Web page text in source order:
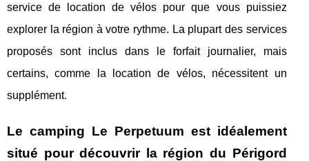
service de location de vélos pour que vous puissiez
explorer la région à votre rythme. La plupart des services
proposés sont inclus dans le forfait journalier, mais
certains, comme la location de vélos, nécessitent un
supplément.
Le camping Le Perpetuum est idéalement
situé pour découvrir la région du Périgord